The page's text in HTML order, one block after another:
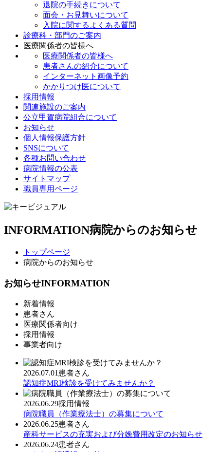
退院の手続きについて
面会・お見舞いについて
入院に関するよくある質問
診療科・部門のご案内
医療関係者の皆様へ
医療関係者の皆様へ
患者さんの紹介について
インターネット画像予約
かかりつけ医について
採用情報
関連施設のご案内
公立甲賀病院組合について
お知らせ
個人情報保護方針
SNSについて
各種お問い合わせ
病院情報の公表
サイトマップ
職員専用ページ
INFORMATION病院からのお知らせ
トップページ
病院からのお知らせ
お知らせINFORMATION
新着情報
患者さん
医療関係者向け
採用情報
事業者向け
2026.07.01 患者さん
認知症MRI検診を受けてみませんか？
2026.06.29採用情報
病院職員（作業療法士）の募集について
2026.06.25患者さん
産科サービスの充実および分娩費用改定のお知らせ
2026.06.24患者さん